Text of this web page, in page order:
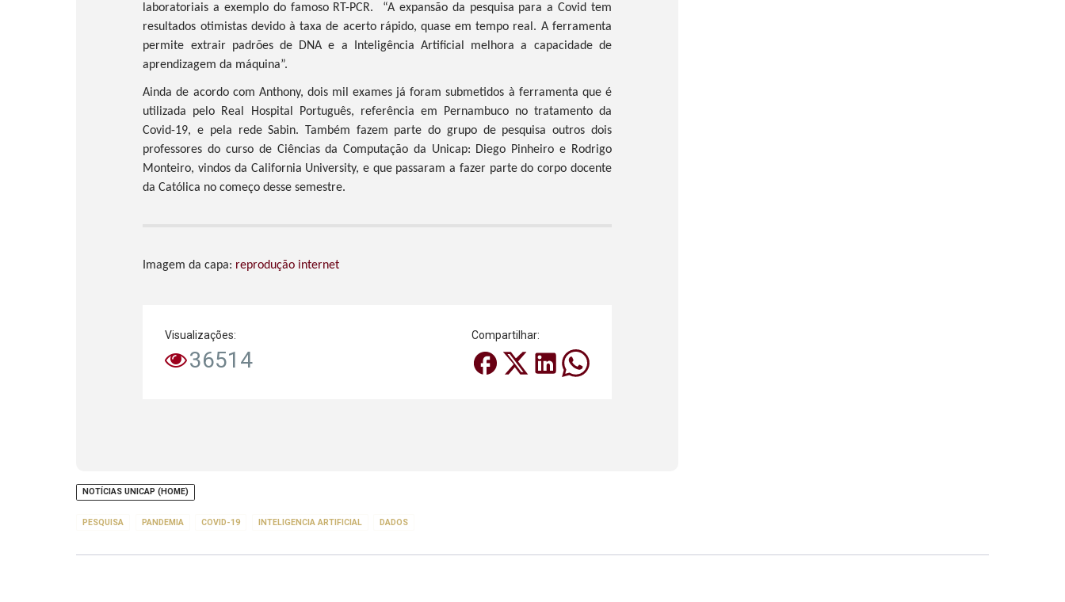
laboratoriais a exemplo do famoso RT-PCR. “A expansão da pesquisa para a Covid tem
resultados otimistas devido à taxa de acerto rápido, quase em tempo real. A ferramenta
permite extrair padrões de DNA e a Inteligência Artificial melhora a capacidade de
aprendizagem da máquina”.
Ainda de acordo com Anthony, dois mil exames já foram submetidos à ferramenta que é
utilizada pelo Real Hospital Português, referência em Pernambuco no tratamento da
Covid-19, e pela rede Sabin. Também fazem parte do grupo de pesquisa outros dois
professores do curso de Ciências da Computação da Unicap: Diego Pinheiro e Rodrigo
Monteiro, vindos da California University, e que passaram a fazer parte do corpo docente
da Católica no começo desse semestre.
Imagem da capa: reprodução internet
Visualizações:
36514
Compartilhar:
NOTÍCIAS UNICAP (HOME)
PESQUISA PANDEMIA COVID-19 INTELIGENCIA ARTIFICIAL DADOS